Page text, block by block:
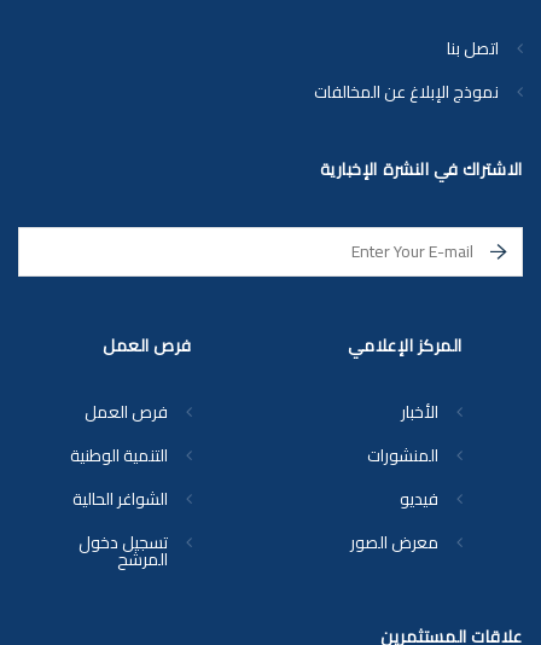
اتصل بنا
نموذج الإبلاغ عن المخالفات
الاشتراك في النشرة الإخبارية
فرص العمل
فرص العمل
التنمية الوطنية
الشواغر الحالية
تسجيل دخول
المرشح
المركز الإعلامي
الأخبار
المنشورات
فيديو
معرض الصور
علاقات المستثمرين